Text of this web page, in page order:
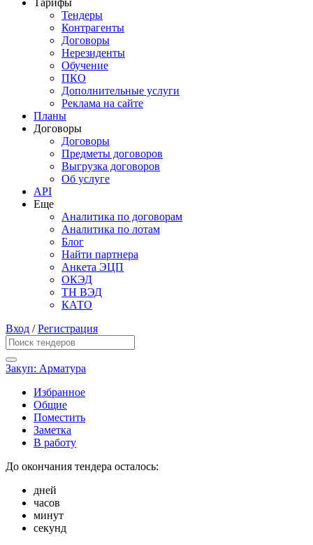
Тарифы
Тендеры
Контрагенты
Договоры
Нерезиденты
Обучение
ПКО
Дополнительные услуги
Реклама на сайте
Планы
Договоры
Договоры
Предметы договоров
Выгрузка договоров
Об услуге
API
Еще
Аналитика по договорам
Аналитика по лотам
Блог
Найти партнера
Анкета ЭЦП
ОКЭД
ТН ВЭД
КАТО
Вход /Регистрация
Закуп: Арматура
Избранное
Общие
Поместить
Заметка
В работу
До окончания тендера осталось:
дней
часов
минут
секунд